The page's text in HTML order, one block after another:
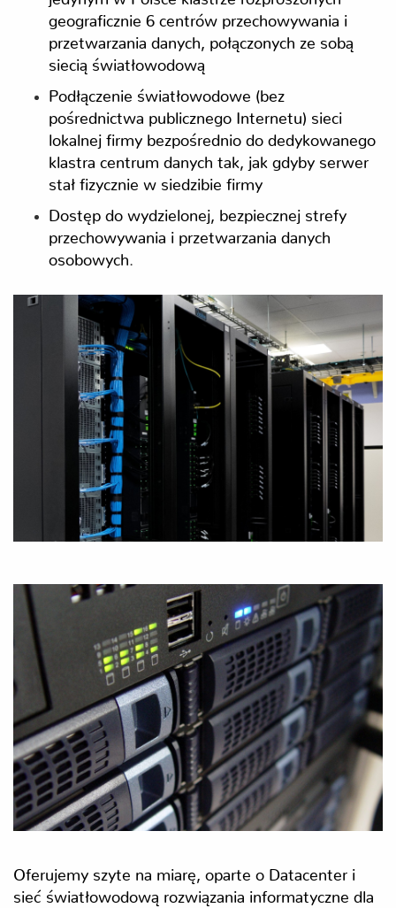
geograficznie 6 centrów przechowywania i
przetwarzania danych, połączonych ze sobą
siecią światłowodową
Podłączenie światłowodowe (bez
pośrednictwa publicznego Internetu) sieci
lokalnej firmy bezpośrednio do dedykowanego
klastra centrum danych tak, jak gdyby serwer
stał fizycznie w siedzibie firmy
Dostęp do wydzielonej, bezpiecznej strefy
przechowywania i przetwarzania danych
osobowych
Oferujemy szyte na miarę, oparte o Datacenter i
sieć światłowodową rozwiązania informatyczne dla